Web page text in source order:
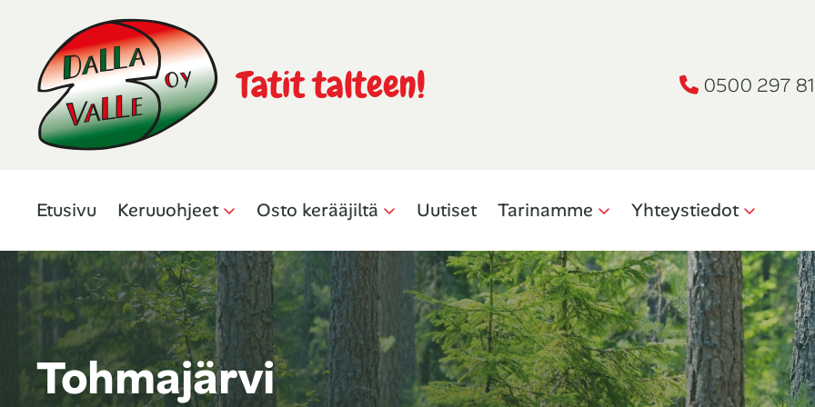
Tatit talteen! 0500 297
Etusivu Keruuohjeet Osto kerääjiltä Uutiset Tarinamme Yhteystiedot
Tohmajärvi